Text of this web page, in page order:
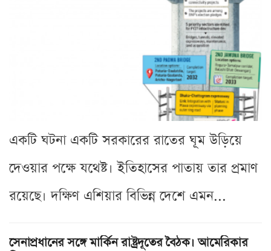
একটি ঘটনা একটি সরকারের রাতের ঘূম উড়িয়ে
দেওয়ার পক্ষে যথেষ্ট। ইতিহাসের পাতায় তার প্রমাণ
রয়েছে। দক্ষিণ এশিয়ার বিভিন্ন দেশে এমন...
সেনাপ্রধানের সঙ্গে মার্কিন রাষ্ট্রদূতের বৈঠক। আমেরিকার